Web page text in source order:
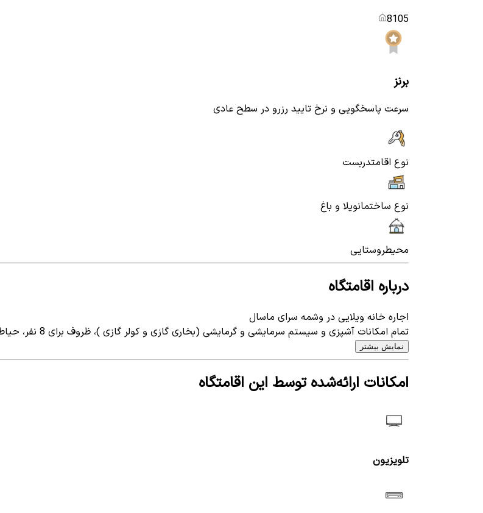
8105
برنز
سرعت پاسخگویی و نرخ تایید رزرو در سطح عادی
نوع اقامتدربست
نوع ساختمانویلا و باغ
محیطروستایی
درباره اقامتگاه
اجاره خانه ویلایی در وشمه سرای ماسال
تمام امکانات آشپزی و سیستم سرمایشی و گرمایشی (بخاری گازی و کولر گازی )، ظروف برای 8 نفر، حیاط ، اقلام بهداشتی (مایع دستشویی و مایع ظرفشویی)در این...
نمایش بیشتر
امکانات ارائه‌شده توسط این اقامتگاه
تلویزیون